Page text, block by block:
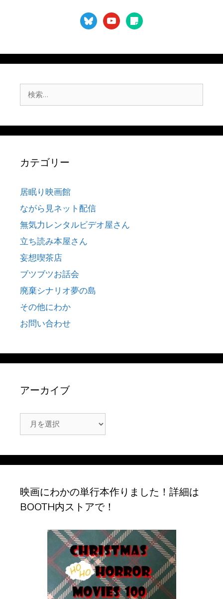
blueskyyoutubesticky-
note
索:
カテゴリー
居眠り映画館
ながら見ネット配信
無気力レンタルビデオ屋さん
立ち読み本屋さん
妄想喫茶店
ブツブツお話会
廃棄シナリオ夢の島
その他にわか
お問い合わせ
アーカイブ
ー
映画にわかの単行本作りました！詳細は
BOOTH内ストアで！